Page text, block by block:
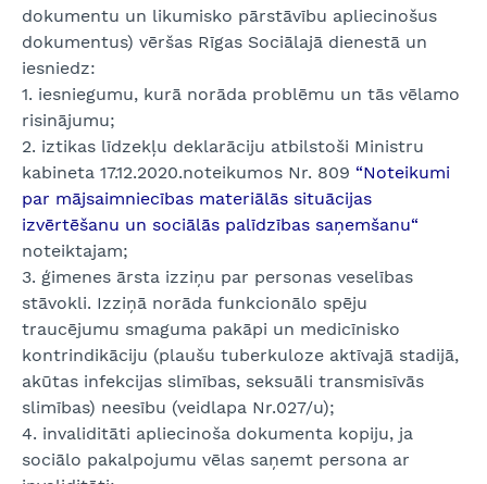
dokumentu un likumisko pārstāvību apliecinošus
dokumentus) vēršas Rīgas Sociālajā dienestā un
iesniedz:
1. iesniegumu, kurā norāda problēmu un tās vēlamo
risinājumu;
2. iztikas līdzekļu deklarāciju atbilstoši Ministru
kabineta 17.12.2020.noteikumos Nr. 809 “Noteikumi
par mājsaimniecības materiālās situācijas
izvērtēšanu un sociālās palīdzības saņemšanu“
noteiktajam;
3. ģimenes ārsta izziņu par personas veselības
stāvokli. Izziņā norāda funkcionālo spēju
traucējumu smaguma pakāpi un medicīnisko
kontrindikāciju (plaušu tuberkuloze aktīvajā stadijā,
akūtas infekcijas slimības, seksuāli transmisīvās
slimības) neesību (veidlapa Nr.027/u);
4. invaliditāti apliecinoša dokumenta kopiju, ja
sociālo pakalpojumu vēlas saņemt persona ar